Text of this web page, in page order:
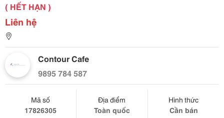
( HẾT HẠN )
Liên hệ
Contour Cafe
9895 784 587
Mã số
17826305
Địa điểm
Toàn quốc
Hình thức
Cần bán